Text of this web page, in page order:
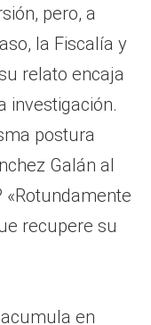
pero, a
la Fiscalía y
relato encaja
investigación.
postura
Galán al
«Rotundamente
recupere su
en